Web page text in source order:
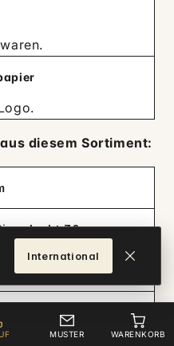
International
MUSTER WARENKORB
diesem Sortiment:
30 µm
40 µm